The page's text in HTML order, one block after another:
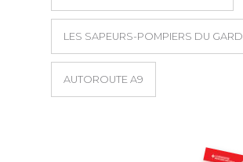
LES SAPEURS-POMPIERS DU GARD
AUTOROUTE A9